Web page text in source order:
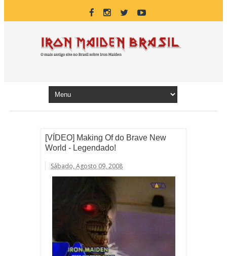
[VÍDEO] Making Of do Brave New
World - Legendado!
Sábado, Agosto 09, 2008